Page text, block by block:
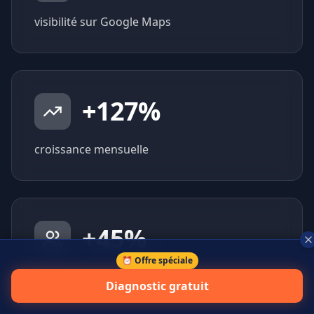
visibilité sur Google Maps
+127%
croissance mensuelle
+45%
⏰ Offre spéciale
Diagnostic gratuit